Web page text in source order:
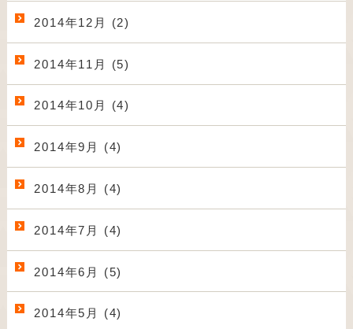
2014年12月 (2)
2014年11月 (5)
2014年10月 (4)
2014年9月 (4)
2014年8月 (4)
2014年7月 (4)
2014年6月 (5)
2014年5月 (4)